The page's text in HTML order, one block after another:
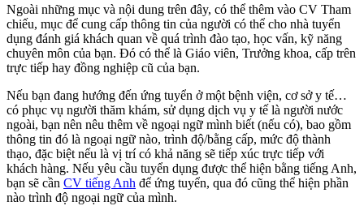
Ngoài những mục và nội dung trên đây, có thể thêm vào CV Tham
chiếu, mục để cung cấp thông tin của người có thể cho nhà tuyển
dụng đánh giá khách quan về quá trình đào tạo, học vấn, kỹ năng
chuyên môn của bạn. Đó có thể là Giáo viên, Trưởng khoa, cấp trên
trực tiếp hay đồng nghiệp cũ của bạn.
Nếu bạn đang hướng đến ứng tuyển ở một bệnh viện, cơ sở y tế…
có phục vụ người thăm khám, sử dụng dịch vụ y tế là người nước
ngoài, bạn nên nêu thêm về ngoại ngữ mình biết (nếu có), bao gồm
thông tin đó là ngoại ngữ nào, trình độ/bằng cấp, mức độ thành
thạo, đặc biệt nếu là vị trí có khả năng sẽ tiếp xúc trực tiếp với
khách hàng. Nếu yêu cầu tuyển dụng được thể hiện bằng tiếng Anh,
bạn sẽ cần CV tiếng Anh để ứng tuyển, qua đó cũng thể hiện phần
nào trình độ ngoại ngữ của mình.